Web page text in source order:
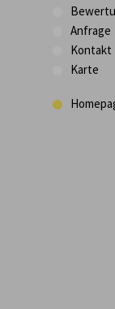
Anfrage
Kontakt
Karte